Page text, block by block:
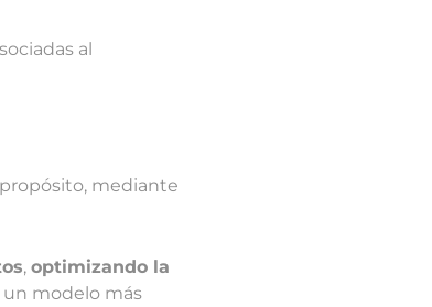
al
mediante
, optimizando la
un modelo más